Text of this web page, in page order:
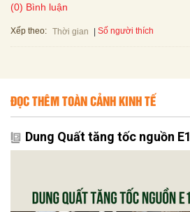
(0) Bình luận
Xếp theo: Thời gian Số người thích
ĐỌC THÊM TOÀN CẢNH KINH TẾ
Dung Quất tăng tốc nguồn